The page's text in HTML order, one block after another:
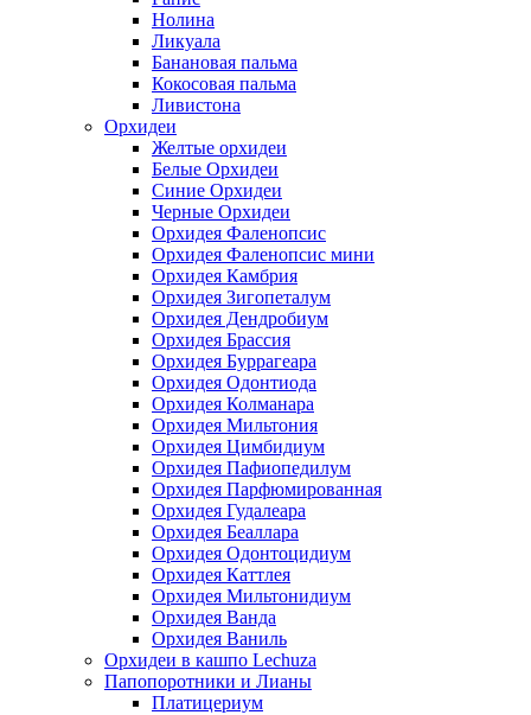
Нолина
Ликуала
Банановая пальма
Кокосовая пальма
Ливистона
Орхидеи
Желтые орхидеи
Белые Орхидеи
Синие Орхидеи
Черные Орхидеи
Орхидея Фаленопсис
Орхидея Фаленопсис мини
Орхидея Камбрия
Орхидея Зигопеталум
Орхидея Дендробиум
Орхидея Брассия
Орхидея Буррагеара
Орхидея Одонтиода
Орхидея Колманара
Орхидея Мильтония
Орхидея Цимбидиум
Орхидея Пафиопедилум
Орхидея Парфюмированная
Орхидея Гудалеара
Орхидея Беаллара
Орхидея Одонтоцидиум
Орхидея Каттлея
Орхидея Мильтонидиум
Орхидея Ванда
Орхидея Ваниль
Орхидеи в кашпо Lechuza
Папопоротники и Лианы
Платицериум